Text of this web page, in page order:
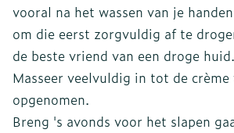
vooral na het wassen van je
om die eerst zorgvuldig af te
de beste vriend van een droge huid.
Masseer veelvuldig in tot de
opgenomen.
Breng 's avonds voor het slapen